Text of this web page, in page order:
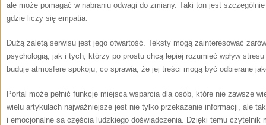
ale może pomagać w nabraniu odwagi do zmiany. Taki ton jest
gdzie liczy się empatia.
Dużą zaletą serwisu jest jego otwartość. Teksty mogą zainteresować
psychologią, jak i tych, którzy po prostu chcą lepiej rozumieć wpływ
buduje atmosferę spokoju, co sprawia, że jej treści mogą być odbierane
Portal może pełnić funkcję miejsca wsparcia dla osób, które nie zawsze
wielu artykułach najważniejsze jest nie tylko przekazanie informacji, ale
i emocjonalne są częścią ludzkiego doświadczenia. Dzięki temu czytelnik